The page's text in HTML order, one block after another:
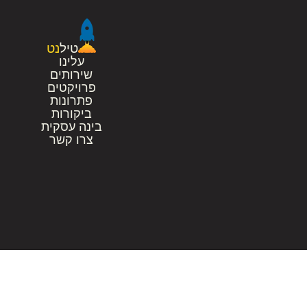
טילנט
עלינו
שירותים
פרויקטים
פתרונות
ביקורות
בינה עסקית
צרו קשר